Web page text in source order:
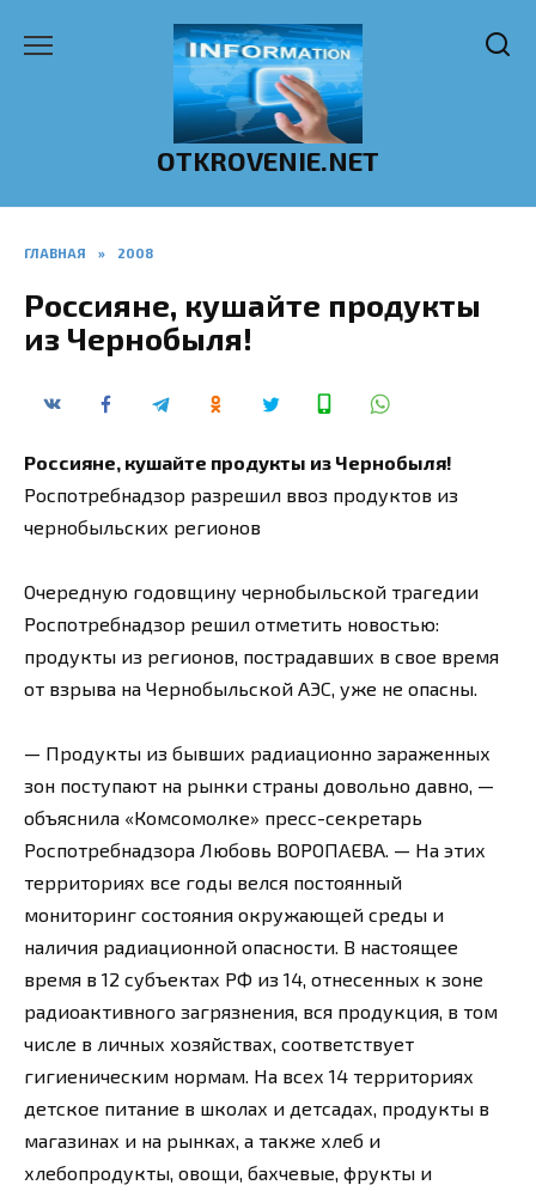
OTKROVENIE.NET
ГЛАВНАЯ » 2008
Россияне, кушайте продукты
из Чернобыля!
Россияне, кушайте продукты из Чернобыля!
Роспотребнадзор разрешил ввоз продуктов из
чернобыльских регионов
Очередную годовщину чернобыльской трагедии
Роспотребнадзор решил отметить новостью:
продукты из регионов, пострадавших в свое время
от взрыва на Чернобыльской АЭС, уже не опасны.
— Продукты из бывших радиационно зараженных
зон поступают на рынки страны довольно давно, —
объяснила «Комсомолке» пресс-секретарь
Роспотребнадзора Любовь ВОРОПАЕВА. — На этих
территориях все годы велся постоянный
мониторинг состояния окружающей среды и
наличия радиационной опасности. В настоящее
время в 12 субъектах РФ из 14, отнесенных к зоне
радиоактивного загрязнения, вся продукция, в том
числе в личных хозяйствах, соответствует
гигиеническим нормам. На всех 14 территориях
детское питание в школах и детсадах, продукты в
магазинах и на рынках, а также хлеб и
хлебопродукты, овощи, бахчевые, фрукты и